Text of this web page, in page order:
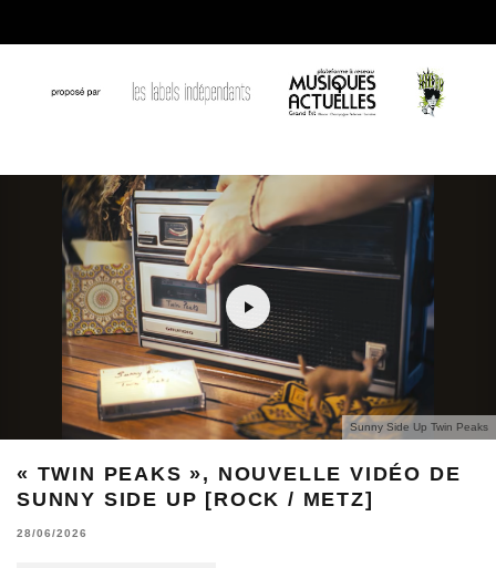
Sunny Side Up Twin Peaks
« TWIN PEAKS », NOUVELLE VIDÉO DE
SUNNY SIDE UP [ROCK / METZ]
28/06/2026